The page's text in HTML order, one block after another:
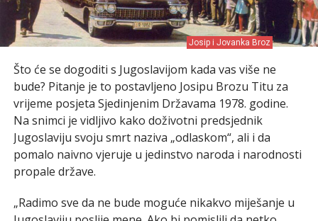
Josip i Jovanka Broz
Što će se dogoditi s Jugoslavijom kada vas više ne
bude? Pitanje je to postavljeno Josipu Brozu Titu za
vrijeme posjeta Sjedinjenim Državama 1978. godine.
Na snimci je vidljivo kako doživotni predsjednik
Jugoslaviju svoju smrt naziva „odlaskom“, ali i da
pomalo naivno vjeruje u jedinstvo naroda i narodnosti
propale države.
„Radimo sve da ne bude moguće nikakvo miješanje u